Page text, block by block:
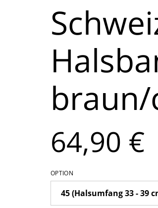
braun/
64,90 €
OPTION